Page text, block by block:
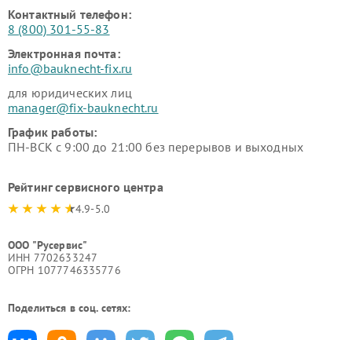
Контактный телефон:
8 (800) 301-55-83
Электронная почта:
info@bauknecht-fix.ru
для юридических лиц
manager@fix-bauknecht.ru
График работы:
ПН-ВСК с 9:00 до 21:00 без перерывов и выходных
Рейтинг сервисного центра
4.9-5.0
ООО "Русервис"
ИНН 7702633247
ОГРН 1077746335776
Поделиться в соц. сетях: